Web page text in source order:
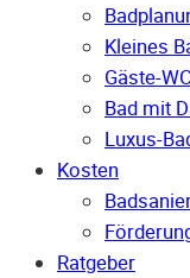
Kleines
Gäste-
Bad mit
Luxus-
Kosten
Ratgeber